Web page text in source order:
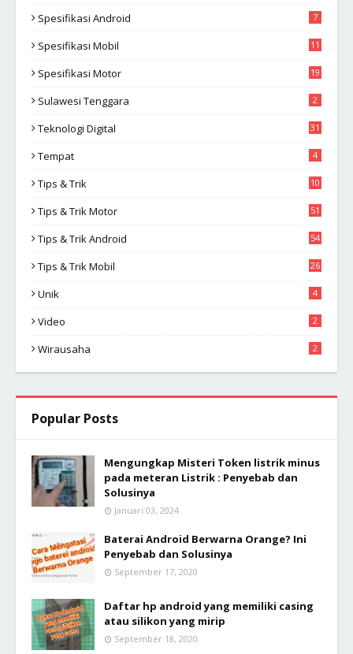
Spesifikasi Android 7
Spesifikasi Mobil 11
Spesifikasi Motor 19
Sulawesi Tenggara 2
Teknologi Digital 31
Tempat 4
Tips & Trik
10
Tips & Trik Motor 51
Tips & Trik Android 54
Tips & Trik Mobil 26
Unik 4
Video 2
Wirausaha 2
Popular Posts
Mengungkap Misteri Token listrik minus
pada meteran Listrik : Penyebab dan
Solusinya
Januari 03, 2024
Baterai Android Berwarna Orange? Ini
Penyebab dan Solusinya
September 17, 2020
Daftar hp android yang memiliki casing
atau silikon yang mirip
September 18, 2020